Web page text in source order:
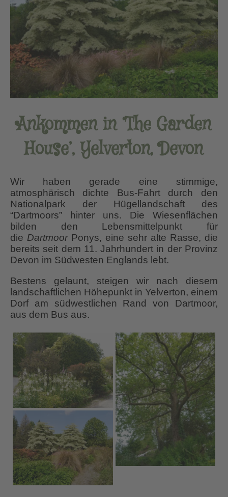
Ankommen in ‘The Garden
House’, Yelverton, Devon
Wir haben gerade eine stimmige,
atmosphärisch dichte Bus-Fahrt durch den
Nationalpark der Hügellandschaft des
“Dartmoors” hinter uns. Die Wiesenflächen
bilden den Lebensmittelpunkt für
die DartmoorPonys, eine sehr alte Rasse, die
bereits seit dem 11. Jahrhundert in der Provinz
Devon im Südwesten Englands lebt.
Bestens gelaunt, steigen wir nach diesem
landschaftlichen Höhepunkt in Yelverton, einem
Dorf am südwestlichen Rand von Dartmoor,
aus dem Bus aus.